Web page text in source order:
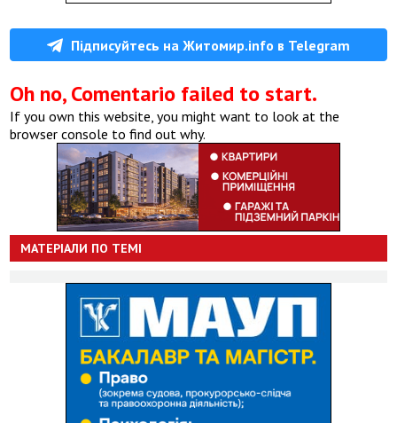
Підписуйтесь на Житомир.info в Telegram
Oh no, Comentario failed to start.
If you own this website, you might want to look at the
browser console to find out why.
МАТЕРІАЛИ ПО ТЕМІ